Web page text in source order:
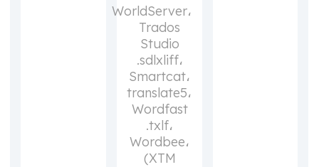
WorldServer،
Trados
Studio
.sdlxliff،
Smartcat،
translate5،
Wordfast
.txlf،
Wordbee،
XTM)